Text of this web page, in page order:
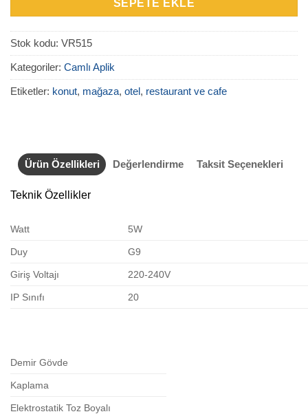
SEPETE EKLE
Stok kodu: VR515
Kategoriler: Camlı Aplik
Etiketler: konut, mağaza, otel, restaurant ve cafe
Ürün Özellikleri Değerlendirme Taksit Seçenekleri
Teknik Özellikler
Watt 5W
Duy G9
Giriş Voltajı 220-240V
IP Sınıfı 20
Demir Gövde
Kaplama
Elektrostatik Toz Boyalı